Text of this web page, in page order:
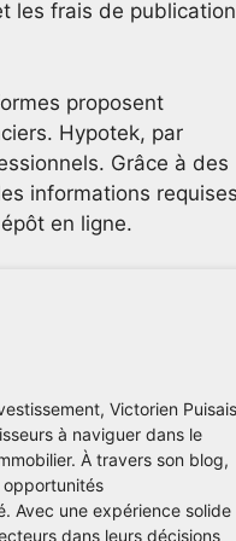
les frais de publication
proposent
Hypotek, par
Grâce à des
informations
en ligne.
Victorien Puisais
à naviguer dans le
À travers son blog,
opportunités
Avec une expérience solide
dans leurs décisions